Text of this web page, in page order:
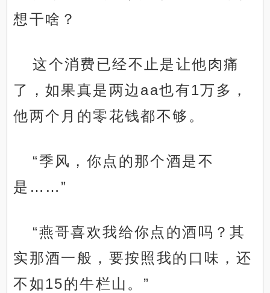
想干啥？
这个消费已经不止是让他肉痛
了，如果真是两边aa也有1万多，
他两个月的零花钱都不够。
“季风，你点的那个酒是不
是……”
“燕哥喜欢我给你点的酒吗？其
实那酒一般，要按照我的口味，还
不如15的牛栏山。”